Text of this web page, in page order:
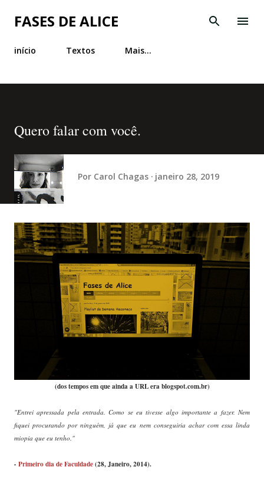
Pular para o conteúdo principal
FASES DE ALICE
início Textos Mais…
Quero falar com você.
Por Carol Chagas janeiro 28, 2019
(dos tempos em que ainda a URL era blogspot.com.br)
"Entrei apressada pela entrada. Como se eu tivesse algo importante a fazer. Nem
fiquei procurando por ninguém, já que eu nem conseguiria achar com essa linda
miopia que eu tenho."
- Primeiro dia de Faculdade(28, Janeiro, 2014).